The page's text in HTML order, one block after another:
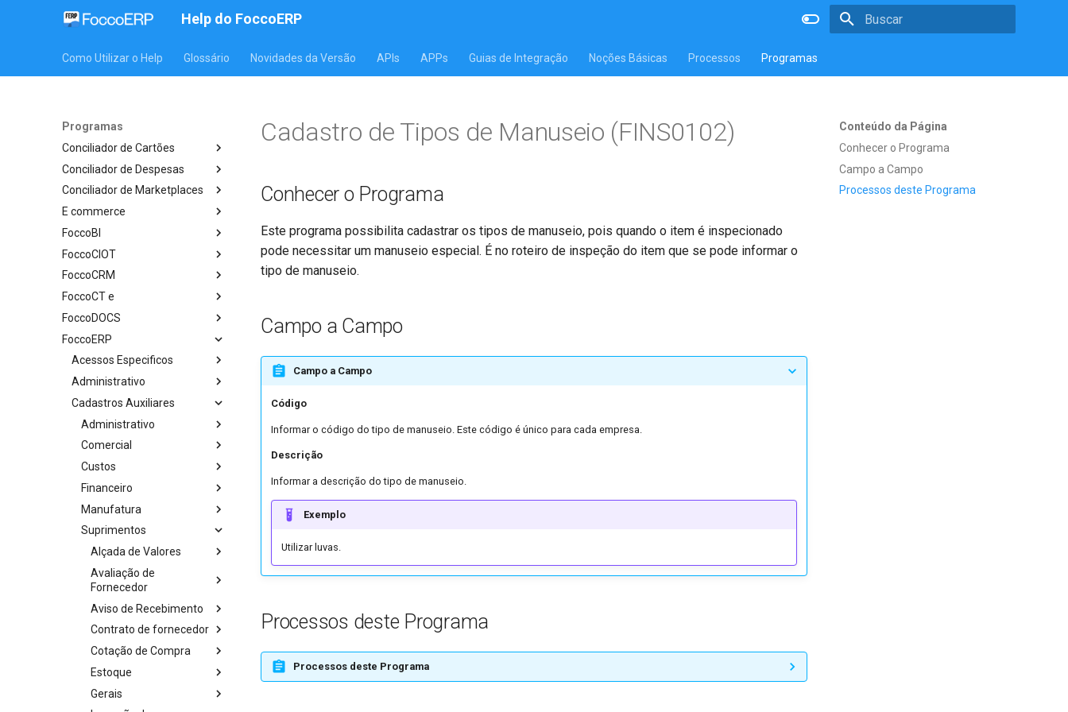
Help do FoccoERP
Como Utilizar o Help Glossário Novidades da Versão APIs APPs Guias de Integração Noções Básicas Processos Programas
Programas
Conciliador de Cartões
Conciliador de Despesas
Conciliador de Marketplaces
E commerce
FoccoBI
FoccoCIOT
FoccoCRM
FoccoCT e
FoccoDOCS
FoccoERP
Acessos Especificos
Administrativo
Cadastros Auxiliares
Administrativo
Comercial
Custos
Financeiro
Manufatura
Suprimentos
Alçada de Valores
Avaliação de
Fornecedor
Aviso de Recebimento
Contrato de fornecedor
Cotação de Compra
Estoque
Gerais
Conteúdo da Página
Conhecer o Programa
Campo a Campo
Processos deste Programa
Cadastro de Tipos de Manuseio (FINS0102)
Conhecer o Programa
Este programa possibilita cadastrar os tipos de manuseio, pois quando o item é inspecionado
pode necessitar um manuseio especial. É no roteiro de inspeção do item que se pode informar o
tipo de manuseio.
Campo a Campo
Campo a Campo
Código
Informar o código do tipo de manuseio. Este código é único para cada empresa.
Descrição
Informar a descrição do tipo de manuseio.
Exemplo
Utilizar luvas.
Processos deste Programa
Processos deste Programa